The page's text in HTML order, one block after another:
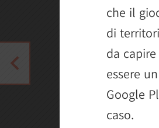
che il
di
da
essere
Google
caso.